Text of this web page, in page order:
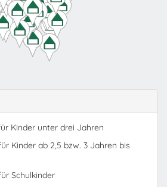
Kinder unter drei Jahren
Kinder ab 2,5 bzw. 3 Jahren bis
Schulkinder